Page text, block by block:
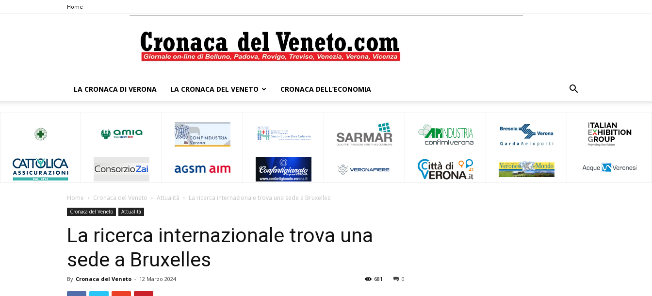
Home
Veneto
LA CRONACA DI VERONA LA CRONACA DEL VENETO CRONACA DELL’ECONOMIA
Home Cronaca del Veneto Attualità La ricerca internazionale trova una sede a Bruxelles
Cronaca del Veneto Attualità
La ricerca internazionale trova una
sede a Bruxelles
By Cronaca del Veneto - 12 Marzo 2024 0
681